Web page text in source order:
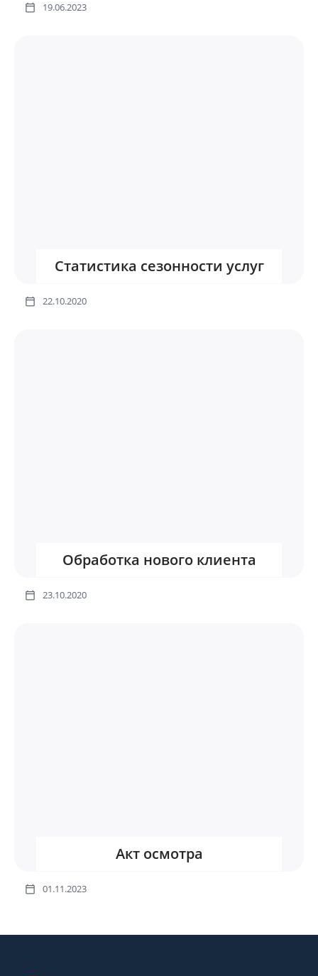
19.06.2023
Статистика сезонности услуг
22.10.2020
Обработка нового клиента
23.10.2020
Акт осмотра
01.11.2023